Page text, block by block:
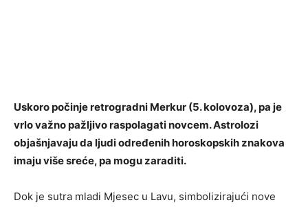
Uskoro počinje retrogradni Merkur (5. kolovoza), pa je
vrlo važno pažljivo raspolagati novcem. Astrolozi
objašnjavaju da ljudi određenih horoskopskih znakova
imaju više sreće, pa mogu zaraditi.
Dok je sutra mladi Mjesec u Lavu, simbolizirajući nove